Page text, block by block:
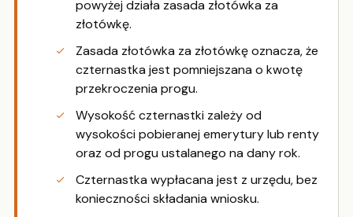
powyżej działa zasada złotówka za
złotówkę.
Zasada złotówka za złotówkę oznacza, że
czternastka jest pomniejszana o kwotę
przekroczenia progu.
Wysokość czternastki zależy od
wysokości pobieranej emerytury lub renty
oraz od progu ustalanego na dany rok.
Czternastka wypłacana jest z urzędu, bez
konieczności składania wniosku.